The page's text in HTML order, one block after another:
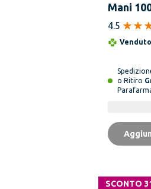
Mani
4.5
o Ritiro
SCONTO